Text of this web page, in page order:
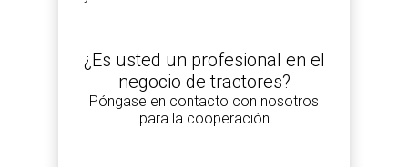
¿Es usted un profesional en el
negocio de tractores?
Póngase en contacto con nosotros
para la cooperación